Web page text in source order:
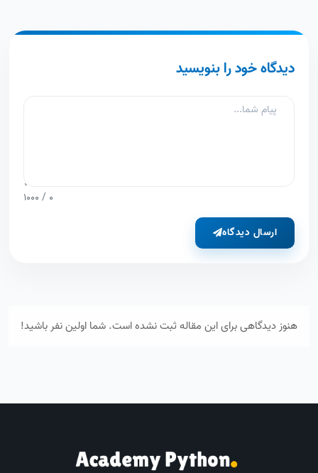
دیدگاه خود را بنویسید
0
/ 1000
ارسال دیدگاه
هنوز دیدگاهی برای این مقاله ثبت نشده است. شما اولین نفر باشید!